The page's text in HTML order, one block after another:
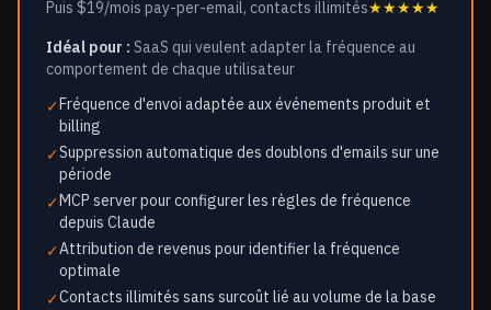
Puis $19/mois pay-per-email, contacts illimités★★★★★
Idéal pour : SaaS qui veulent adapter la fréquence au
comportement de chaque utilisateur
✓Fréquence d'envoi adaptée aux événements produit et
billing
✓Suppression automatique des doublons d'emails sur une
période
✓MCP server pour configurer les règles de fréquence
depuis Claude
✓Attribution de revenus pour identifier la fréquence
optimale
✓Contacts illimités sans surcoût lié au volume de la base